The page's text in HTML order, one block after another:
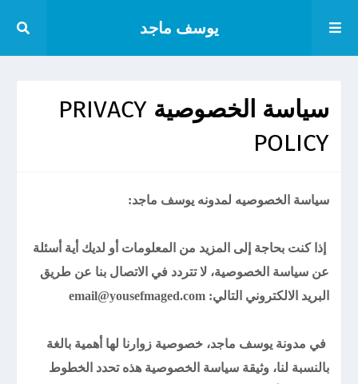
يوسف ماجد
سياسة الخصوصية PRIVACY
POLICY
سياسة الخصوصيه لمدونه يوسف ماجد:
إذا كنت بحاجة إلى المزيد من المعلومات أو لديك أية أسئلة
عن سياسة الخصوصية، لا تتردد في الاتصال بنا عن طريق
البريد الالكتروني التالي: email@yousefmaged.com
في مدونة يوسف ماجد، خصوصية زوارنا لها أهمية بالغة
بالنسبة لنا، وثيقة سياسة الخصوصية هذه تحدد الخطوط